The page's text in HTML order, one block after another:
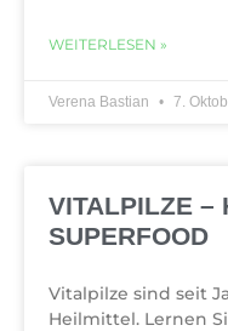
WEITERLESEN »
Verena Bastian 7.
VITALPILZE –
SUPERFOOD
Vitalpilze sind seit
Heilmittel. Lernen